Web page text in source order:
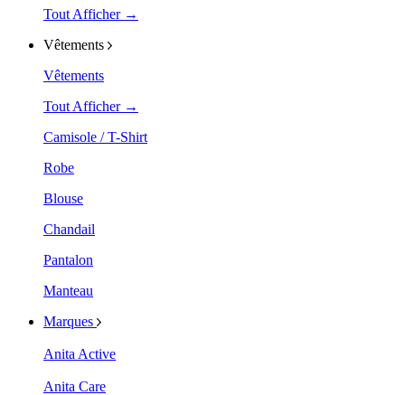
Tout Afficher →
Vêtements
Vêtements
Tout Afficher →
Camisole / T-Shirt
Robe
Blouse
Chandail
Pantalon
Manteau
Marques
Anita Active
Anita Care